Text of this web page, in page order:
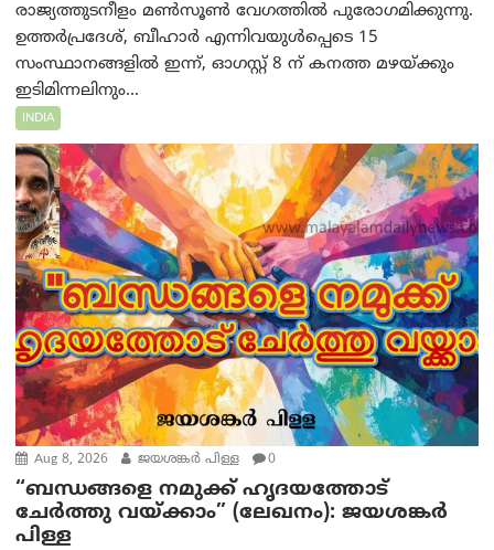
രാജ്യത്തുടനീളം മൺസൂൺ വേഗത്തിൽ പുരോഗമിക്കുന്നു.
ഉത്തർപ്രദേശ്, ബീഹാർ എന്നിവയുൾപ്പെടെ 15
സംസ്ഥാനങ്ങളിൽ ഇന്ന്, ഓഗസ്റ്റ് 8 ന് കനത്ത മഴയ്ക്കും
ഇടിമിന്നലിനും...
INDIA
Aug 8, 2026 ജയശങ്കര്‍ പിള്ള 0
“ബന്ധങ്ങളെ നമുക്ക് ഹൃദയത്തോട്
ചേർത്തു വയ്ക്കാം” (ലേഖനം): ജയശങ്കര്‍
പിള്ള